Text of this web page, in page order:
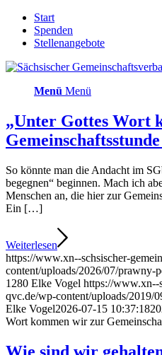
Start
Spenden
Stellenangebote
Menü Menü
„Unter Gottes Wort
So könnte man die Andacht im
begegnen“ beginnen. Mach ich
Menschen an, die hier zur
Ein […]
Weiterlesen
https://www.xn--schsischer-
content/uploads/2026/07/prawny-
1280 Elke Vogel https://www.xn--
qvc.de/wp-content/uploads/2019/
Elke Vogel2026-07-15 10:37:18
Wort kommen wir zur
Wie sind wir